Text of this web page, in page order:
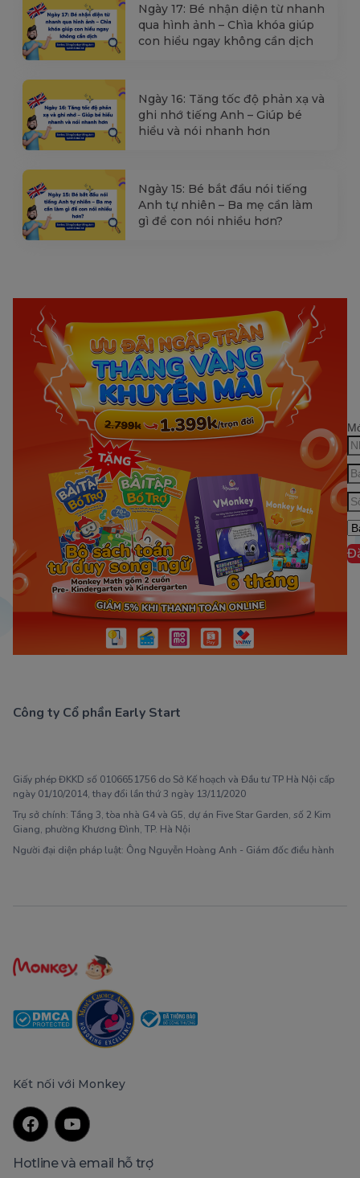
Ngày 17: Bé nhận diện từ nhanh
qua hình ảnh – Chìa khóa giúp
con hiểu ngay không cần dịch
Ngày 16: Tăng tốc độ phản xạ và
ghi nhớ tiếng Anh – Giúp bé
hiểu và nói nhanh hơn
Ngày 15: Bé bắt đầu nói tiếng
Anh tự nhiên – Ba mẹ cần làm
gì để con nói nhiều hơn?
Công ty Cổ phần Early Start
Giấy phép ĐKKD số 0106651756 do Sở Kế hoạch và Đầu tư TP Hà Nội cấp
ngày 01/10/2014, thay đổi lần thứ 3 ngày 13/11/2020
Trụ sở chính: Tầng 3, tòa nhà G4 và G5, dự án Five Star Garden, số 2 Kim
Giang, phường Khương Đình, TP. Hà Nội
Người đại diện pháp luật: Ông Nguyễn Hoàng Anh - Giám đốc điều hành
Kết nối với Monkey
Hotline và email hỗ trợ